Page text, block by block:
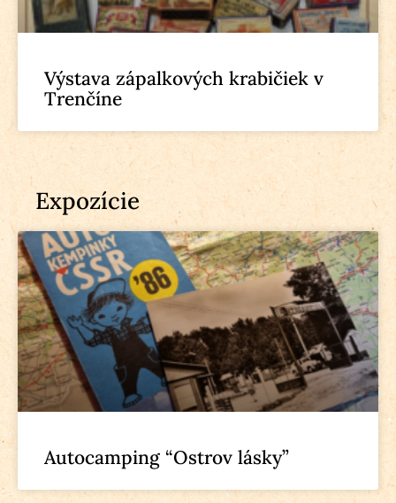
Výstava zápalkových krabičiek v
Trenčíne
Expozície
Autocamping “Ostrov lásky”